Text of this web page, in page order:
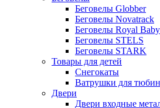
Беговелы Globber
Беговелы Novatrack
Беговелы Royal Baby
Беговелы STELS
Беговелы STARK
Товары для детей
Снегокаты
Ватрушки для
Двери
Двери входные